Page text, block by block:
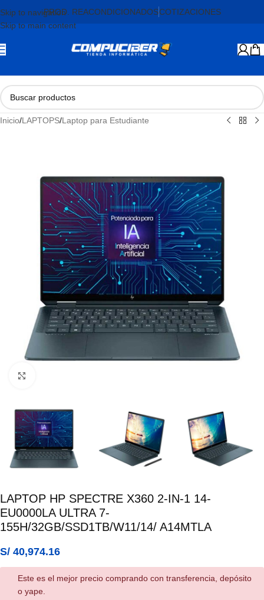
Skip to navigation
Skip to main content
PROD. REACONDICIONADOSCOTIZACIONES
Inicio/LAPTOPS/Laptop para Estudiante
LAPTOP HP SPECTRE X360 2-IN-1 14-
EU0000LA ULTRA 7-
155H/32GB/SSD1TB/W11/14/ A14MTLA
S/ 40,974.16
Este es el mejor precio comprando con transferencia, depósito
o yape.